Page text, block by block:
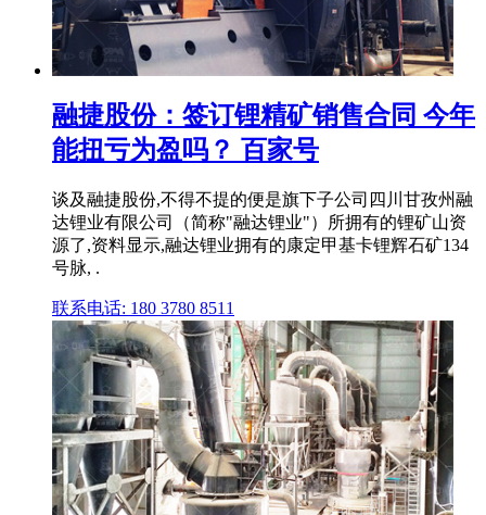
融捷股份：签订锂精矿销售合同 今年
能扭亏为盈吗？ 百家号
谈及融捷股份,不得不提的便是旗下子公司四川甘孜州融
达锂业有限公司（简称"融达锂业"）所拥有的锂矿山资
源了,资料显示,融达锂业拥有的康定甲基卡锂辉石矿134
号脉, .
联系电话: 180 3780 8511